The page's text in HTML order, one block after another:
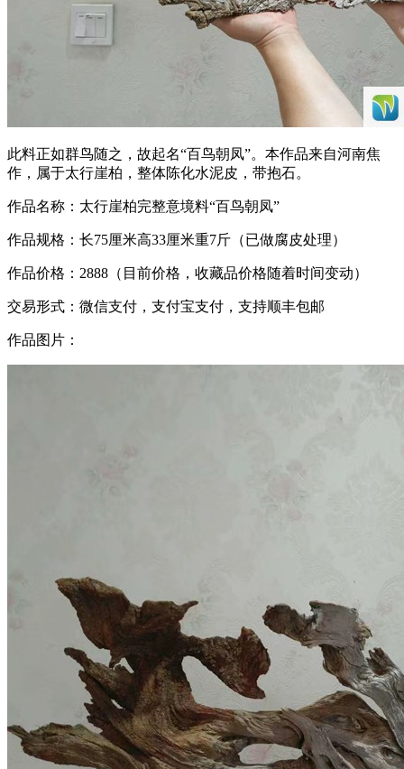
此料正如群鸟随之，故起名“百鸟朝凤”。本作品来自河南焦
作，属于太行崖柏，整体陈化水泥皮，带抱石。
作品名称：太行崖柏完整意境料“百鸟朝凤”
作品规格：长75厘米高33厘米重7斤（已做腐皮处理）
作品价格：2888（目前价格，收藏品价格随着时间变动）
交易形式：微信支付，支付宝支付，支持顺丰包邮
作品图片：